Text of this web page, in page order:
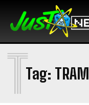
Tag:
T